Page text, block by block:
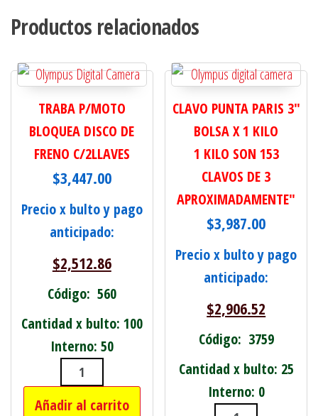
Productos relacionados
TRABA P/MOTO
BLOQUEA DISCO DE
FRENO C/2LLAVES
$3,447.00
Precio x bulto y pago
anticipado:
$2,512.86
Código: 560
Cantidad x bulto: 100
Interno: 50
TRABA P/MOTO BLOQUEA DISCO
Añadir al carrito
CLAVO PUNTA PARIS 3"
BOLSA X 1 KILO
1 KILO SON 153
CLAVOS DE 3
APROXIMADAMENTE"
$3,987.00
Precio x bulto y pago
anticipado:
$2,906.52
Código: 3759
Cantidad x bulto: 25
Interno: 0